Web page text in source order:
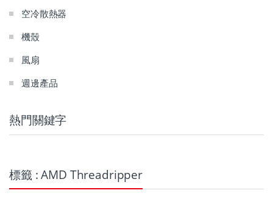
空冷散熱器
機殼
風扇
週邊產品
熱門關鍵字
標籤 : AMD Threadripper